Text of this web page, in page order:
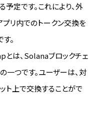
予定です。これにより、外
リ内でのトークン交換を
。
は、Solanaブロックチェ
つです。ユーザーは、対
ト上で交換することがで